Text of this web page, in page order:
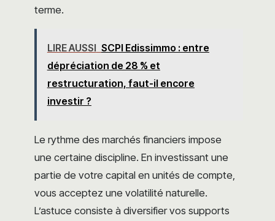
terme.
LIRE AUSSI SCPI Edissimmo : entre
dépréciation de 28 % et
restructuration, faut-il encore
investir ?
Le rythme des marchés financiers impose
une certaine discipline. En investissant une
partie de votre capital en unités de compte,
vous acceptez une volatilité naturelle.
L’astuce consiste à diversifier vos supports